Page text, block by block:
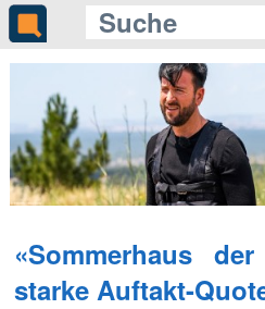
«Sommerhaus
starke Auftakt-